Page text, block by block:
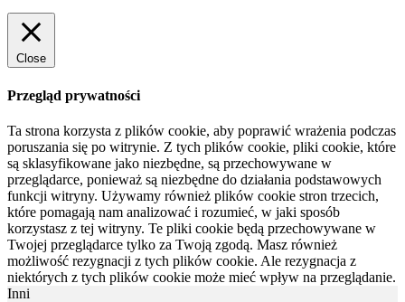
Close
Przegląd prywatności
Ta strona korzysta z plików cookie, aby poprawić wrażenia podczas
poruszania się po witrynie. Z tych plików cookie, pliki cookie, które
są sklasyfikowane jako niezbędne, są przechowywane w
przeglądarce, ponieważ są niezbędne do działania podstawowych
funkcji witryny. Używamy również plików cookie stron trzecich,
które pomagają nam analizować i rozumieć, w jaki sposób
korzystasz z tej witryny. Te pliki cookie będą przechowywane w
Twojej przeglądarce tylko za Twoją zgodą. Masz również
możliwość rezygnacji z tych plików cookie. Ale rezygnacja z
niektórych z tych plików cookie może mieć wpływ na przeglądanie.
Inni